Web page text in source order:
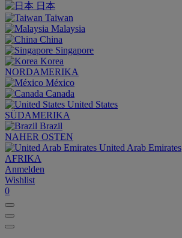
日本
Taiwan
Malaysia
China
Singapore
Korea
NORDAMERIKA
México
Canada
United States
SÜDAMERIKA
Brazil
NAHER OSTEN
United Arab Emirates
AFRIKA
Anmelden
Wishlist
0